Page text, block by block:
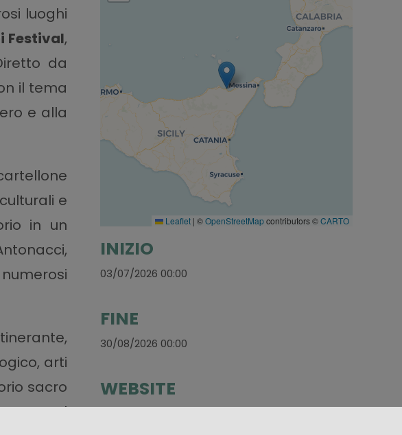
luoghi
Festival,
da
il tema
e alla
e
in un
arti
sacro
aperto al
Leaflet | ©OpenStreetMapcontributors ©CARTO
INIZIO
03/07/2026 00:00
FINE
30/08/2026 00:00
WEBSITE